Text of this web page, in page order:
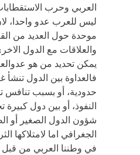
العربي وحرب الاستقطابات
ليس للعرب عدو واحدا،
موحدة حول العديد من
والعلاقات مع الدول
يمكن تحديد من هو
فالعداوة بين الدول تنشأ
حدودية، أو بسبب
النفوذ، أو بين دول
شؤون الدول الصغير أو
الجغرافي اما لامتلاكها
في وطننا العربي من قبل